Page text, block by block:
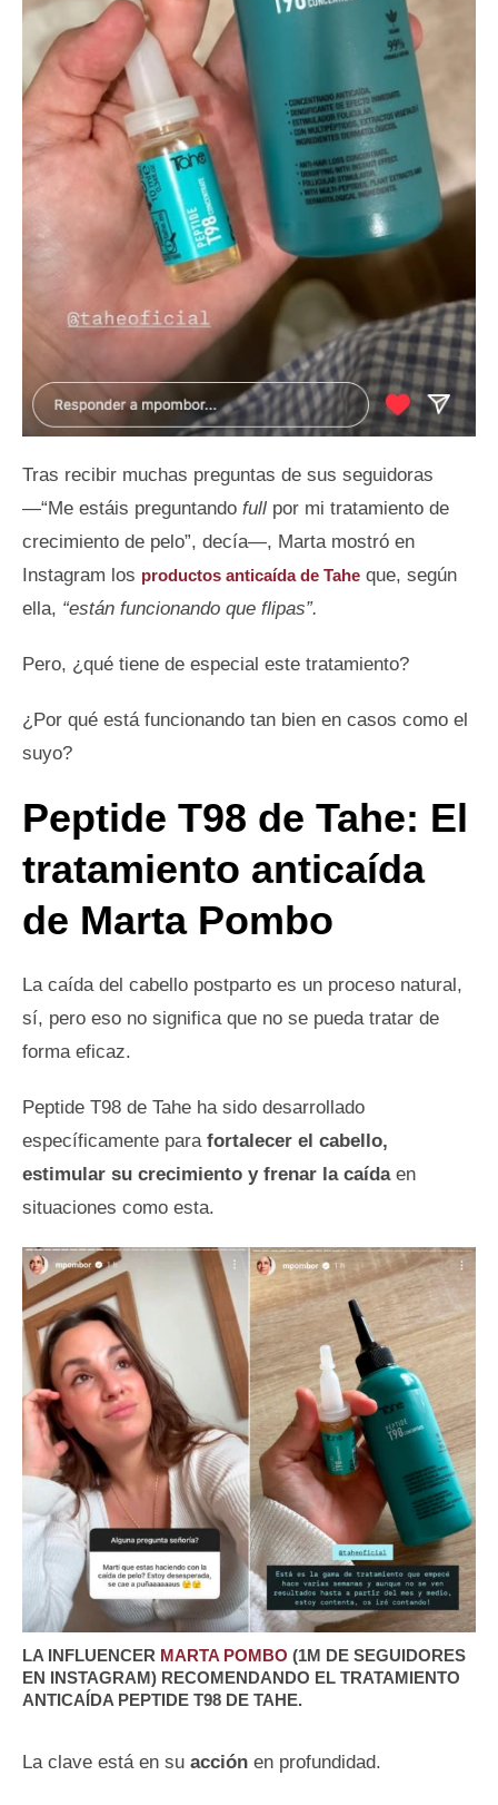
Tras recibir muchas preguntas de sus seguidoras
—“Me estáis preguntando full por mi tratamiento de
crecimiento de pelo”, decía—, Marta mostró en
Instagram los productos anticaída de Tahe que, según
ella, “están funcionando que flipas”.
Pero, ¿qué tiene de especial este tratamiento?
¿Por qué está funcionando tan bien en casos como el
suyo?
Peptide T98 de Tahe: El
tratamiento anticaída
de Marta Pombo
La caída del cabello postparto es un proceso natural,
sí, pero eso no significa que no se pueda tratar de
forma eficaz.
Peptide T98 de Tahe ha sido desarrollado
específicamente parafortalecer el cabello,
estimular su crecimiento y frenar la caídaen
situaciones como esta.
LA INFLUENCER MARTA POMBO (1M DE SEGUIDORES
EN INSTAGRAM) RECOMENDANDO EL TRATAMIENTO
ANTICAÍDA PEPTIDE T98 DE TAHE.
La clave está en su acción en profundidad.